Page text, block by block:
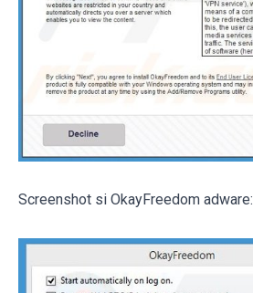
Screenshot si OkayFreedom adware: